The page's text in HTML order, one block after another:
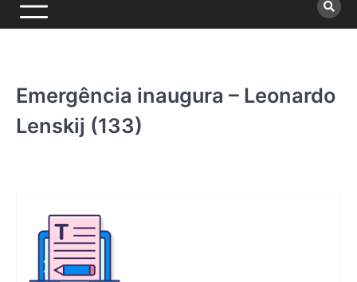
Emergência inaugura – Leonardo
Lenskij (133)